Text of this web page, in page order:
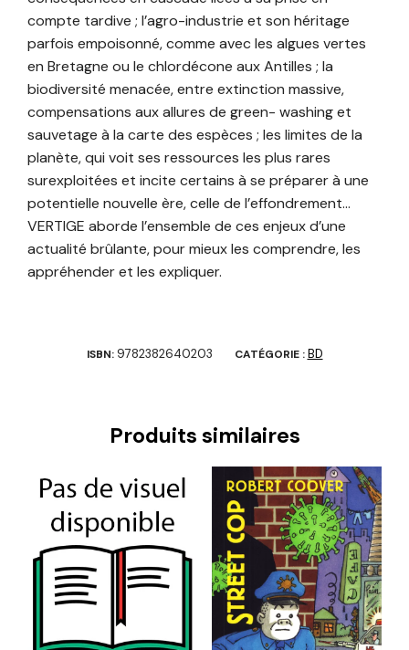
compte tardive ; l’agro-industrie et son héritage
parfois empoisonné, comme avec les algues vertes
en Bretagne ou le chlordécone aux Antilles ; la
biodiversité menacée, entre extinction massive,
compensations aux allures de green- washing et
sauvetage à la carte des espèces ; les limites de la
planète, qui voit ses ressources les plus rares
surexploitées et incite certains à se préparer à une
potentielle nouvelle ère, celle de l’effondrement…
VERTIGE aborde l’ensemble de ces enjeux d’une
actualité brûlante, pour mieux les comprendre, les
appréhender et les expliquer.
ISBN: 9782382640203 CATÉGORIE :BD
Produits similaires